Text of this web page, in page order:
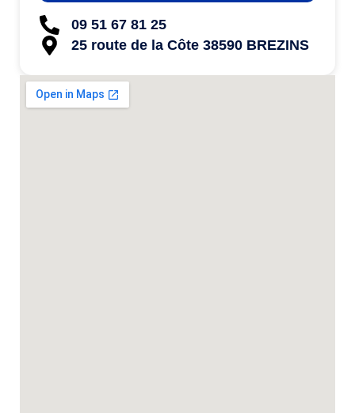
09 51 67 81 25
25 route de la Côte 38590 BREZINS